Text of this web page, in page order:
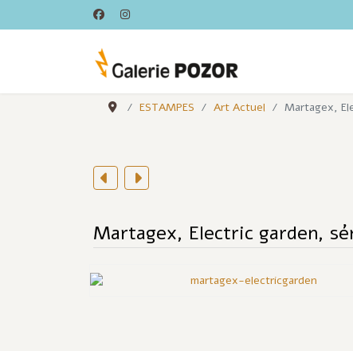
ESTAMPES Art Actuel Martagex,
Martagex, Electric garden,